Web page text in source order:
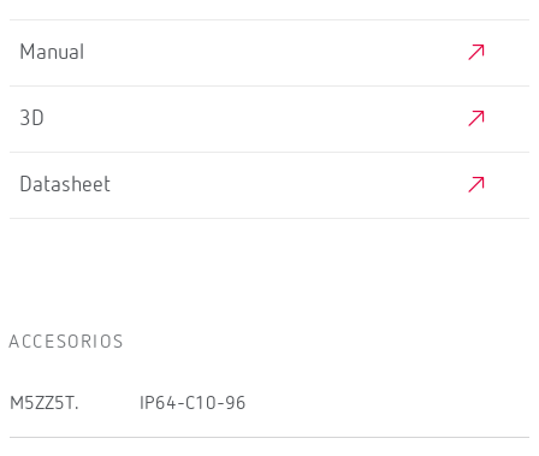
Manual
3D
Datasheet
ACCESORIOS
M5ZZ5T. IP64-C10-96